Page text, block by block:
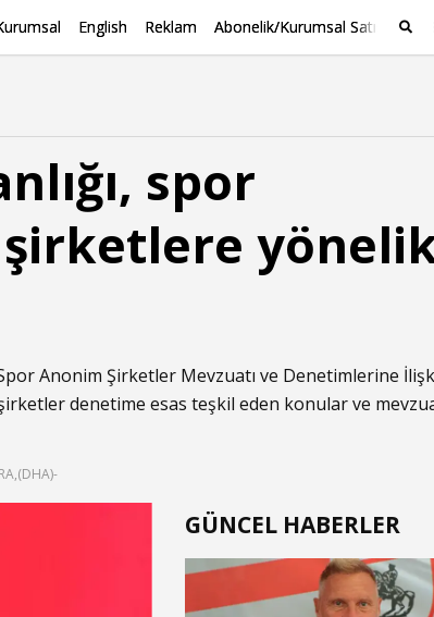
English Reklam Abonelik/Kurumsal Satış
spor
Anonim Şirketler Mevzuatı ve Denetimlerine
denetime esas teşkil eden konular ve
GÜNCEL HABERLER